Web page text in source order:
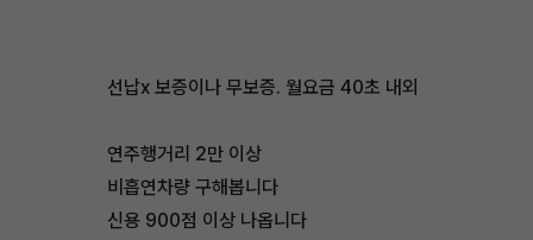
선납x 보증이나 무보증. 월요금 40초 내외
연주행거리 2만 이상
비흡연차량 구해봅니다
신용 900점 이상 나옵니다